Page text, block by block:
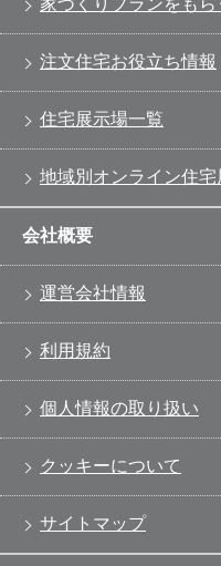
家づくりプランをもら
注文住宅お役立ち情報
住宅展示場一覧
地域別オンライン住宅
会社概要
運営会社情報
利用規約
個人情報の取り扱い
クッキーについて
サイトマップ